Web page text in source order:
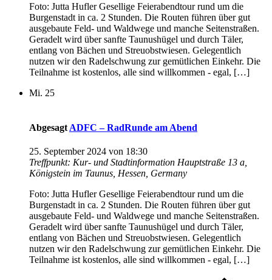
Foto: Jutta Hufler Gesellige Feierabendtour rund um die
Burgenstadt in ca. 2 Stunden. Die Routen führen über gut
ausgebaute Feld- und Waldwege und manche Seitenstraßen.
Geradelt wird über sanfte Taunushügel und durch Täler,
entlang von Bächen und Streuobstwiesen. Gelegentlich
nutzen wir den Radelschwung zur gemütlichen Einkehr. Die
Teilnahme ist kostenlos, alle sind willkommen - egal, […]
Mi. 25
Abgesagt ADFC – RadRunde am Abend
25. September 2024 von 18:30
Treffpunkt: Kur- und Stadtinformation Hauptstraße 13 a,
Königstein im Taunus, Hessen, Germany
Foto: Jutta Hufler Gesellige Feierabendtour rund um die
Burgenstadt in ca. 2 Stunden. Die Routen führen über gut
ausgebaute Feld- und Waldwege und manche Seitenstraßen.
Geradelt wird über sanfte Taunushügel und durch Täler,
entlang von Bächen und Streuobstwiesen. Gelegentlich
nutzen wir den Radelschwung zur gemütlichen Einkehr. Die
Teilnahme ist kostenlos, alle sind willkommen - egal, […]